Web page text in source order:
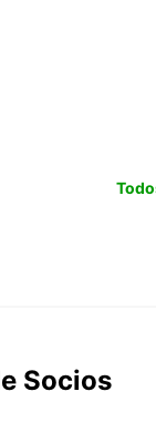
Socios